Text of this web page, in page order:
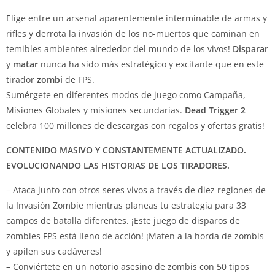
Elige entre un arsenal aparentemente interminable de armas y
rifles y derrota la invasión de los no-muertos que caminan en
temibles ambientes alrededor del mundo de los vivos! Disparar
y matar nunca ha sido más estratégico y excitante que en este
tirador zombi de FPS.
Sumérgete en diferentes modos de juego como Campaña,
Misiones Globales y misiones secundarias. Dead Trigger 2
celebra 100 millones de descargas con regalos y ofertas gratis!
CONTENIDO MASIVO Y CONSTANTEMENTE ACTUALIZADO.
EVOLUCIONANDO LAS HISTORIAS DE LOS TIRADORES.
– Ataca junto con otros seres vivos a través de diez regiones de
la Invasión Zombie mientras planeas tu estrategia para 33
campos de batalla diferentes. ¡Este juego de disparos de
zombies FPS está lleno de acción! ¡Maten a la horda de zombis
y apilen sus cadáveres!
– Conviértete en un notorio asesino de zombis con 50 tipos